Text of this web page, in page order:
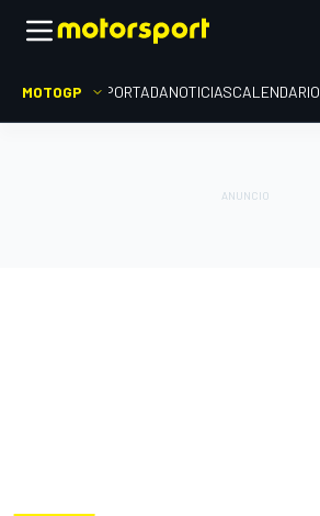
MOTOGP PORTADANOTICIASCALENDARIO